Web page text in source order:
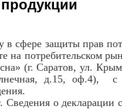
сфере защиты прав
на потребительском
(г. Саратов, ул.
д.15, оф.4), с
о декларации